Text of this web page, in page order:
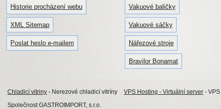
Historie procházení webu
XML Sitemap
Poslat heslo e-mailem
Vakuové baličky
Vakuové sáčky
Nářezové stroje
Bravilor Bonamat
Chladicí vitriny - Nerezové chladicí vitríny VPS Hosting - Virtuální server -
Společnost GASTROIMPORT, s.r.o.